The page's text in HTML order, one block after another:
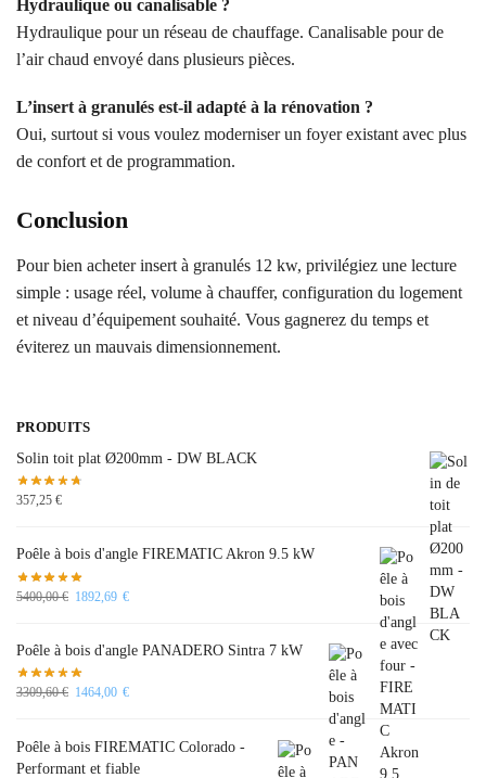
Hydraulique ou canalisable ?
Hydraulique pour un réseau de chauffage. Canalisable pour de
l’air chaud envoyé dans plusieurs pièces.
L’insert à granulés est-il adapté à la rénovation ?
Oui, surtout si vous voulez moderniser un foyer existant avec plus
de confort et de programmation.
Conclusion
Pour bien acheter insert à granulés 12 kw, privilégiez une lecture
simple : usage réel, volume à chauffer, configuration du logement
et niveau d’équipement souhaité. Vous gagnerez du temps et
éviterez un mauvais dimensionnement.
PRODUITS
Solin toit plat Ø200mm - DW BLACK
357,25 €
Poêle à bois d'angle FIREMATIC Akron 9.5 kW
5400,00€ 1892,69 €
Poêle à bois d'angle PANADERO Sintra 7 kW
3309,60€ 1464,00 €
Poêle à bois FIREMATIC Colorado -
Performant et fiable